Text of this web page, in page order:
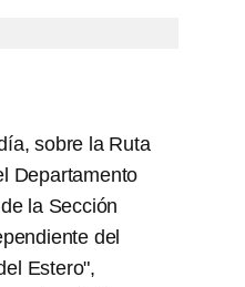
sobre la Ruta
Departamento
la Sección
del
Estero",